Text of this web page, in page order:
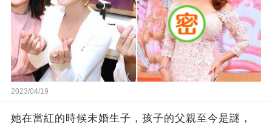
2023/04/19
她在當紅的時候未婚生子，孩子的父親至今是謎，